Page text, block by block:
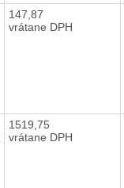
147,87
vrátane DPH
1519,75
vrátane DPH